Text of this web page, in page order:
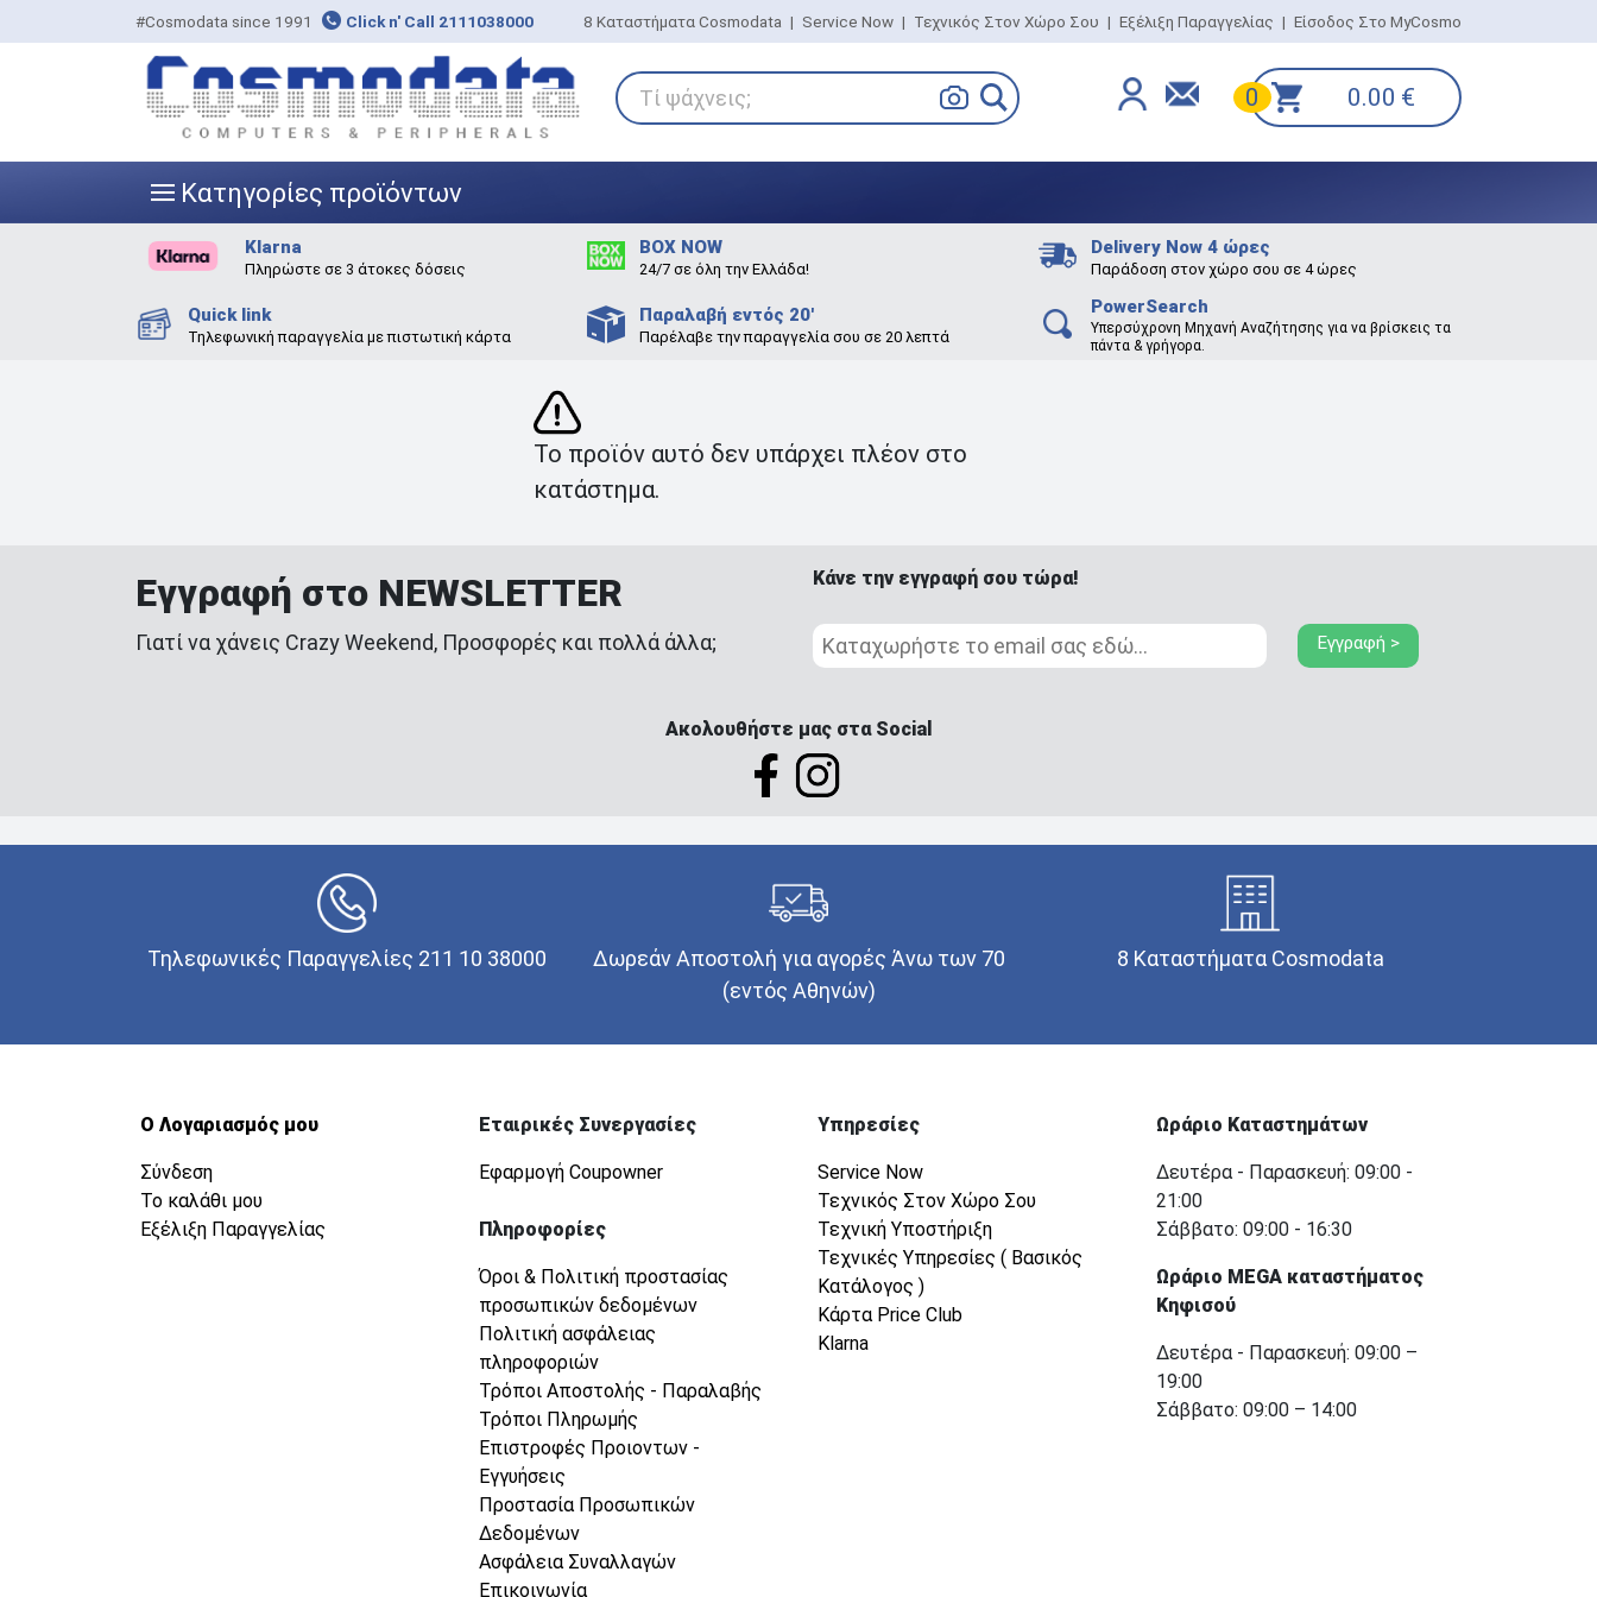
#Cosmodata since 1991 Click n' Call 2111038000 8 Καταστήματα Cosmodata | Service Now | Τεχνικός Στον Χώρο Σου | Εξέλιξη Παραγγελίας | Είσοδος Στο MyCosmo
Τί ψάχνεις; 0 0.00 €
||| Κατηγορίες προϊόντων
Klarna
Πληρώστε σε 3 άτοκες δόσεις
BOX NOW
24/7 σε όλη την Ελλάδα!
Delivery Now 4 ώρες
Παράδοση στον χώρο σου σε 4 ώρες
Quick link
Τηλεφωνική παραγγελία με πιστωτική κάρτα
Παραλαβή εντός 20'
Παρέλαβε την παραγγελία σου σε 20 λεπτά
PowerSearch
Υπερσύχρονη Μηχανή Αναζήτησης για να βρίσκεις τα
πάντα & γρήγορα.
Το προϊόν αυτό δεν υπάρχει πλέον στο
κατάστημα.
Εγγραφή στο NEWSLETTER
Γιατί να χάνεις Crazy Weekend, Προσφορές και πολλά άλλα;
Κάνε την εγγραφή σου τώρα!
Εγγραφή >
Ακολουθήστε μας στα Social
Τηλεφωνικές Παραγγελίες 211 10 38000
Δωρεάν Αποστολή για αγορές Άνω των 70
(εντός Αθηνών)
8 Καταστήματα Cosmodata
Ο Λογαριασμός μου
Σύνδεση
Το καλάθι μου
Εξέλιξη Παραγγελίας
Εταιρικές Συνεργασίες
Εφαρμογή Coupowner
Πληροφορίες
Όροι & Πολιτική προστασίας
προσωπικών δεδομένων
Πολιτική ασφάλειας
πληροφοριών
Τρόποι Αποστολής - Παραλαβής
Τρόποι Πληρωμής
Επιστροφές Προιοντων -
Εγγυήσεις
Προστασία Προσωπικών
Δεδομένων
Ασφάλεια Συναλλαγών
Επικοινωνία
Υπηρεσίες
Service Now
Τεχνικός Στον Χώρο Σου
Τεχνική Υποστήριξη
Τεχνικές Υπηρεσίες ( Βασικός
Κατάλογος )
Κάρτα Price Club
Klarna
Ωράριο Καταστημάτων
Δευτέρα - Παρασκευή: 09:00 -
21:00
Σάββατο: 09:00 - 16:30
Ωράριο MEGA καταστήματος
Κηφισού
Δευτέρα - Παρασκευή: 09:00 –
19:00
Σάββατο: 09:00 – 14:00